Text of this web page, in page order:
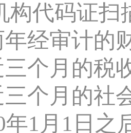
构代码证扫
年经审计的
个月的税
个月的社
年1月1日之